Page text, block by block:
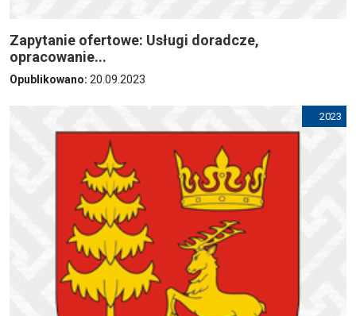
Zapytanie ofertowe: Usługi doradcze,
opracowanie...
Opublikowano: 20.09.2023
2023